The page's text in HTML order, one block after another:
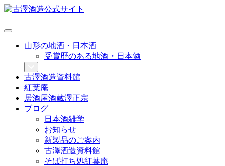
山形の地酒・日本酒
受賞歴のある地酒・日本酒
古澤酒造資料館
紅葉庵
居酒屋酒蔵澤正宗
ブログ
日本酒雑学
お知らせ
新製品のご案内
古澤酒造資料館
そば打ち処紅葉庵